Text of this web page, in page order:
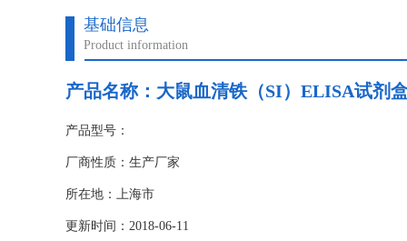
基础信息
Product information
产品名称： 大鼠血清铁（SI）ELISA试剂
产品型号：
厂商性质：生产厂家
所在地：上海市
更新时间：2018-06-11